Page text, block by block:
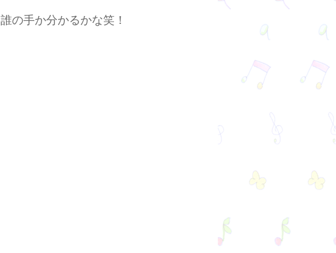
誰の手か分かるかな笑！